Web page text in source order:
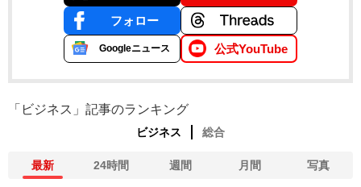
フォロー
Googleニュース 公式YouTube
「ビジネス」記事のランキング
ビジネス 総合
最新 24時間 週間 月間 写真